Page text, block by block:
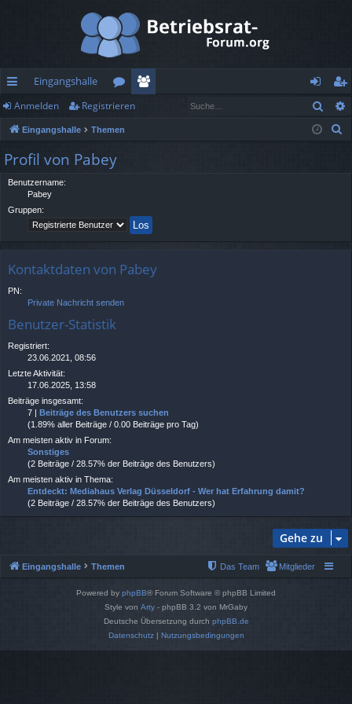
ch
ne
llz
ug
rif
Eingangshalle
or
en
n
m
eg
ist
Anmelden Registrieren
Eingangshalle Themen
Profil von Pabey
Benutzername:
Pabey
Gruppen:
Kontaktdaten von Pabey
PN:
Private Nachricht senden
Benutzer-Statistik
Registriert:
23.06.2021, 08:56
Letzte Aktivität:
17.06.2025, 13:58
Beiträge insgesamt:
7 | Beiträge des Benutzers suchen
(1.89% aller Beiträge / 0.00 Beiträge pro Tag)
Am meisten aktiv in Forum:
Sonstiges
(2 Beiträge / 28.57% der Beiträge des Benutzers)
Am meisten aktiv in Thema:
Entdeckt: Mediahaus Verlag Düsseldorf - Wer hat Erfahrung damit?
(2 Beiträge / 28.57% der Beiträge des Benutzers)
Gehe zu
Eingangshalle Themen Mitglieder
Das Team
Powered by phpBB® Forum Software © phpBB Limited
Style von Arty - phpBB 3.2 von MrGaby
Deutsche Übersetzung durch phpBB.de
Datenschutz| Nutzungsbedingungen